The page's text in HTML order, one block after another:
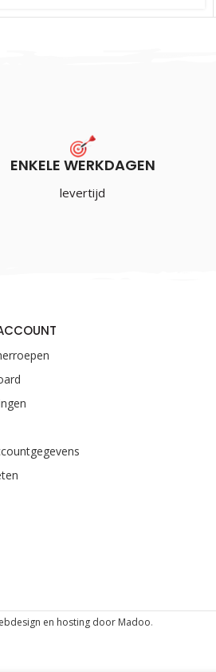
ENKELE WERKDAGEN
levertijd
en hosting door Madoo.